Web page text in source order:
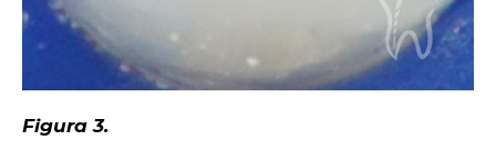
Figura 3.